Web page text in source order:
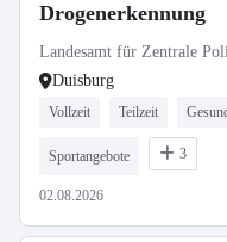
Drogenerkennung
Landesamt für Zentrale
Duisburg
Vollzeit Teilzeit
Sportangebote 3
02.08.2026